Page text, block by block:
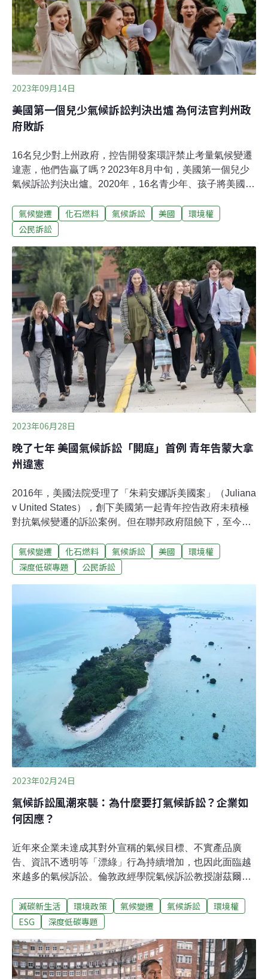
考量，才能避免「綠能轉型不遺落任何人」淪為口號。台
灣再生能源推動聯盟秘書長高茹萍也指出，選商機制除了
國產化占比，讓設備國產外，建議經濟部也應照顧地
2023年09月14日
美國第一個兒少氣候訴訟判決出爐 為何法官判州政
府敗訴
16名兒少對上州政府，控告開發案環評禁止考量氣候變遷
違憲，他們告贏了嗎？2023年8月中旬，美國第一個兒少
氣候訴訟判決出爐。2020年，16名青少年、孩子將美國蒙
才2歲，才剛學走，判決出來時，他已經快上小學了。他
們告什麼？2011年，該州政府立法「禁止」在審查大型開
或潛在環境影響。2023年5月，開庭前一個月，該州政府
還更新條文，明文禁止「評估溫室氣體排放及其對州內外
的氣候影響」。為此，青少年、孩子們站上法庭，控告該
法違憲。因為蒙大拿州憲法明令：「為了今世後代，州政
府及每個人應致力於維護和改善本州環境的乾淨與健
康。」在法庭上，青少年與孩子們指證歷歷氣候變遷對他
們身心健康的影響：22歲的海德（Rikki Held）說，一場
野火席捲了家中賴以維生的牧場，燒毀高壓電線，導致斷
電一個月，無法抽水，
氣候變遷 化石燃料 氣候訴訟 美國
環境權
公民訴訟
2023年06月28日
晚了七年 美國氣候訴訟「開庭」首例 青年告蒙大拿
州違憲
2016年，美國法院受理了「朱莉安娜訴美國案」（Juliana
v United States），創下美國第一起青年控告政府未積極
對抗氣候變遷的訴訟案例。但在聯邦政府阻饒下，至今遲
拿州政府的案件進入實質審查，終於創下美國氣候訴訟開
庭首例。「海德訴蒙大拿州案」（Held v Montana）在20
健康環境」權利。這個案件不僅全球關注，也有不少人特
地前往蒙州首府海倫那，為年輕的原告加油打氣。青年：
我不想住在別的地方「我不想住在別的地方。」15歲原告
貝奇（Badge，原意為獾）在法庭上訴說對蒙大拿州自然
環境的愛。 《衛報》報導，貝奇熱愛健行、打獵和釣魚，
從小對自然環境再熟悉不過，連名字都是以當地原住民聖
地「雙獾之咒」（Badger-Two-
氣候變遷 化石燃料 氣候訴訟 美國
環境權
深度低碳專題
公民訴訟
2023年02月24日
氣候訴訟風潮來襲：為什麼要打氣候訴訟？企業如
何因應？
近年來企業未達成其對外宣稱的氣候目標、不實產品廣
告、資訊不透明等「漂綠」行為持續增加，也因此面臨越
來越多的氣候訴訟。倫敦政經學院氣候訴訟教授謝茲爾
氣候承諾時，都應該想想自己是否能兌現。」這也意味著
企業應將氣候訴訟風險納入投資與行動考量。2022年，四
業霍爾希姆（Holcim）提起民事訴訟。該公司為全球前50
大排碳大戶。自1950-2021年來，已產生70億噸碳排，甚
減碳新生活 環境政策 氣候變遷 氣候訴訟
環境權
ESG
深度低碳專題